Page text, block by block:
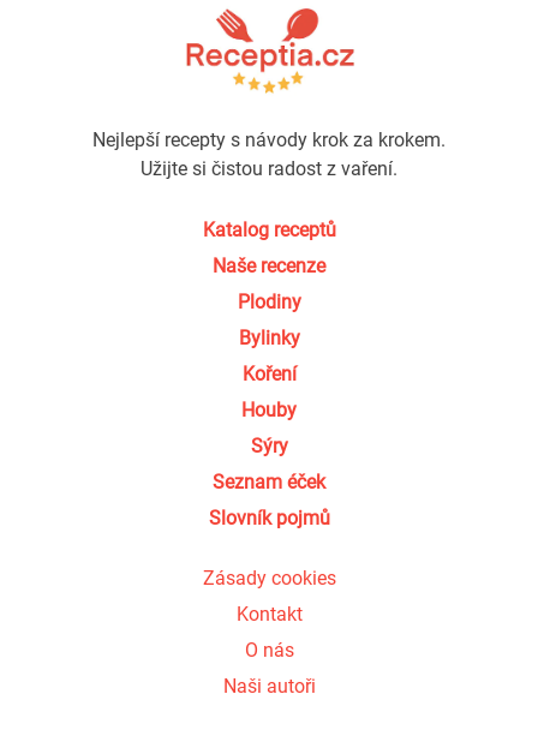
Nejlepší recepty s návody krok za krokem.
Užijte si čistou radost z vaření.
Katalog receptů
Naše recenze
Plodiny
Bylinky
Koření
Houby
Sýry
Seznam éček
Slovník pojmů
Zásady cookies
Kontakt
O nás
Naši autoři